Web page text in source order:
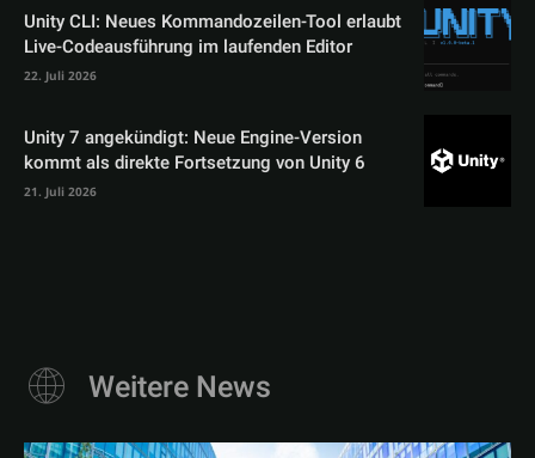
Unity CLI: Neues Kommandozeilen-Tool erlaubt
Live-Codeausführung im laufenden Editor
22. Juli 2026
Unity 7 angekündigt: Neue Engine-Version
kommt als direkte Fortsetzung von Unity 6
21. Juli 2026
Weitere News